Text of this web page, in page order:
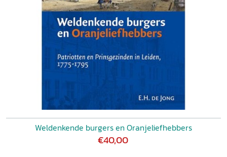
Weldenkende burgers en Oranjeliefhebbers
€40,00